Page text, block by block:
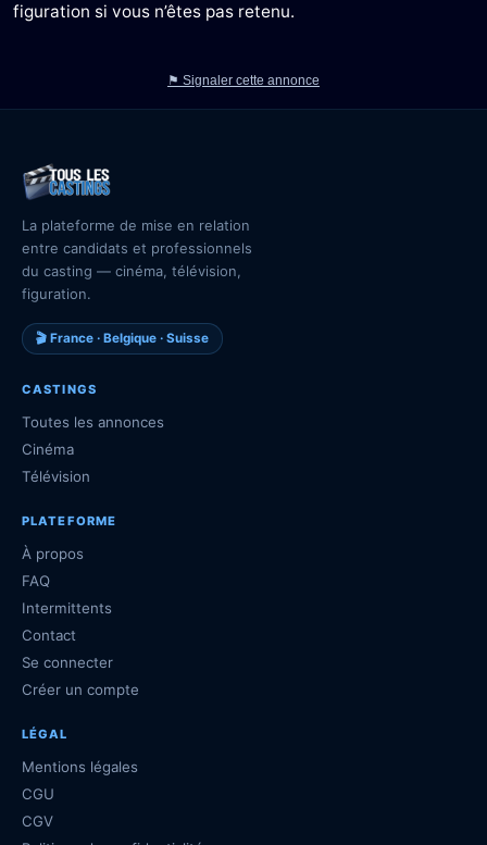
figuration si vous n’êtes pas retenu.
⚑ Signaler cette annonce
La plateforme de mise en relation
entre candidats et professionnels
du casting — cinéma, télévision,
figuration.
🎬 France · Belgique · Suisse
CASTINGS
Toutes les annonces
Cinéma
Télévision
PLATEFORME
À propos
FAQ
Intermittents
Contact
Se connecter
Créer un compte
LÉGAL
Mentions légales
CGU
CGV